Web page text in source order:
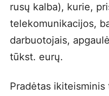
rusų kalba), kurie,
telekomunikacijos,
darbuotojais,
tūkst. eurų.
Pradėtas ikiteisminis